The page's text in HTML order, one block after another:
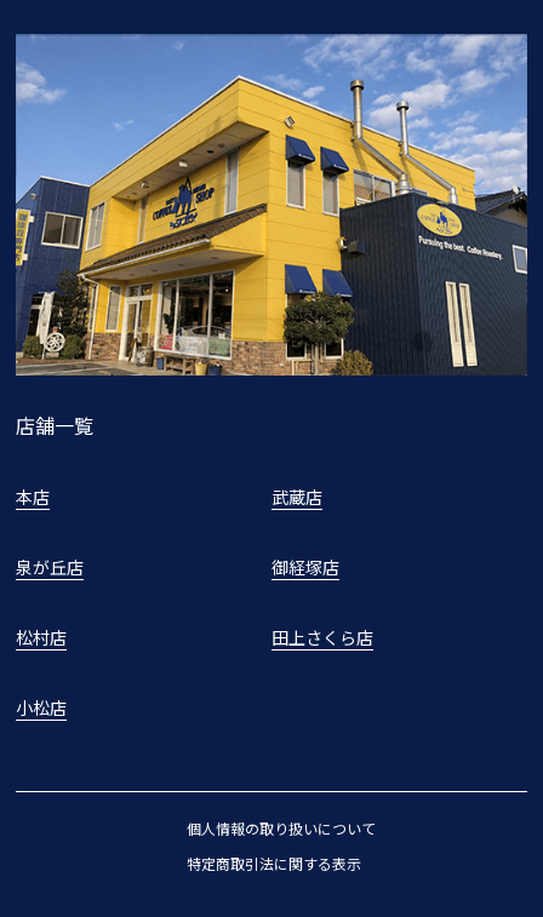
店舗一覧
本店 武蔵店
泉が丘店 御経塚店
松村店 田上さくら店
小松店
個人情報の取り扱いについて
特定商取引法に関する表示